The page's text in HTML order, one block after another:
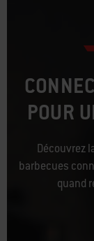
POUR
Découvrez
barbecues
quand